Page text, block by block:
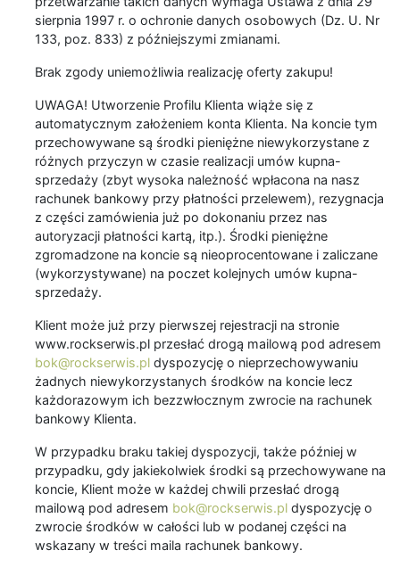
sierpnia 1997 r. o ochronie danych osobowych (Dz. U. Nr
133, poz. 833) z późniejszymi zmianami.
Brak zgody uniemożliwia realizację oferty zakupu!
UWAGA! Utworzenie Profilu Klienta wiąże się z
automatycznym założeniem konta Klienta. Na koncie tym
przechowywane są środki pieniężne niewykorzystane z
różnych przyczyn w czasie realizacji umów kupna-
sprzedaży (zbyt wysoka należność wpłacona na nasz
rachunek bankowy przy płatności przelewem), rezygnacja
z części zamówienia już po dokonaniu przez nas
autoryzacji płatności kartą, itp.). Środki pieniężne
zgromadzone na koncie są nieoprocentowane i zaliczane
(wykorzystywane) na poczet kolejnych umów kupna-
sprzedaży.
Klient może już przy pierwszej rejestracji na stronie
www.rockserwis.pl przesłać drogą mailową pod adresem
bok@rockserwis.pl dyspozycję o nieprzechowywaniu
żadnych niewykorzystanych środków na koncie lecz
każdorazowym ich bezzwłocznym zwrocie na rachunek
bankowy Klienta.
W przypadku braku takiej dyspozycji, także później w
przypadku, gdy jakiekolwiek środki są przechowywane na
koncie, Klient może w każdej chwili przesłać drogą
mailową pod adresem bok@rockserwis.pl dyspozycję o
zwrocie środków w całości lub w podanej części na
wskazany w treści maila rachunek bankowy.